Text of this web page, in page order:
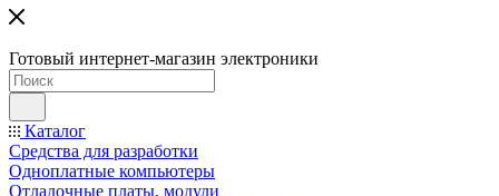
Готовый интернет-магазин электроники
Каталог
Средства для разработки
Одноплатные компьютеры
Отладочные платы, модули